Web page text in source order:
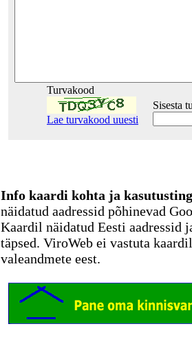
Turvakood
Lae turvakood uuesti
Sisesta
Info kaardi kohta ja
näidatud aadressid põhinevad
Kaardil näidatud Eesti aadressid
täpsed. ViroWeb ei vastuta
valeandmete eest.